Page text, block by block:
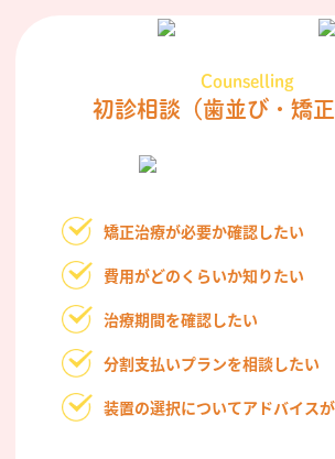
Counselling
初診相談 （歯並び・矯
矯正治療が必要か確認したい
費用がどのくらいか知りたい
治療期間を確認したい
分割支払いプランを相談したい
装置の選択についてアドバイス